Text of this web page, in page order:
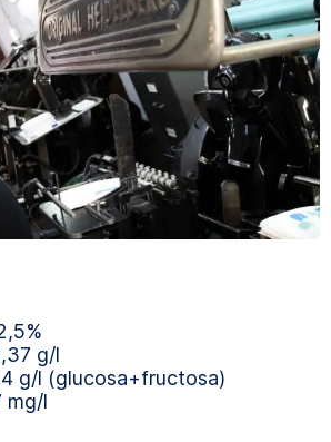
g/l
g/l (glucosa+fructosa)
mg/l